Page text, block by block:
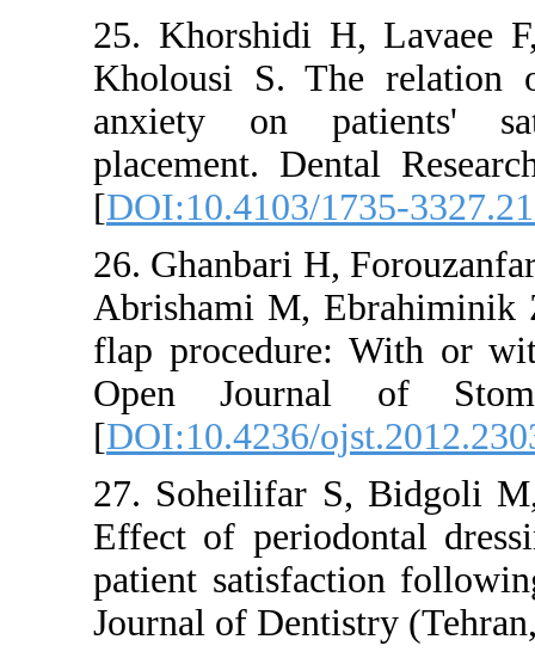
25.
Kholousi
anxiety
placement.
[
26.
Abrishami
flap
Open
[
27.
Effect of
patient
Journal of